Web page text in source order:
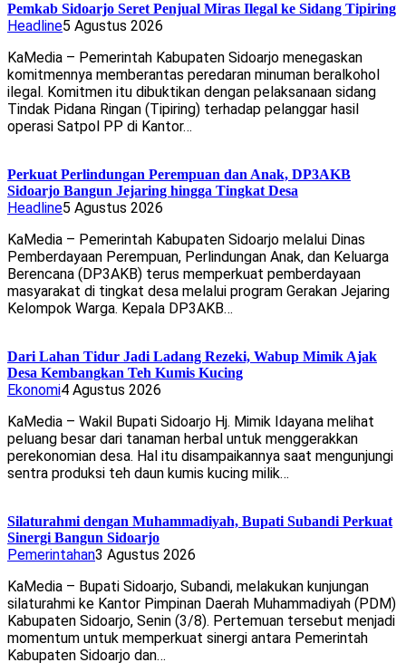
Pemkab Sidoarjo Seret Penjual Miras Ilegal ke Sidang Tipiring
Headline5 Agustus 2026
KaMedia – Pemerintah Kabupaten Sidoarjo menegaskan
komitmennya memberantas peredaran minuman beralkohol
ilegal. Komitmen itu dibuktikan dengan pelaksanaan sidang
Tindak Pidana Ringan (Tipiring) terhadap pelanggar hasil
operasi Satpol PP di Kantor…
Perkuat Perlindungan Perempuan dan Anak, DP3AKB
Sidoarjo Bangun Jejaring hingga Tingkat Desa
Headline5 Agustus 2026
KaMedia – Pemerintah Kabupaten Sidoarjo melalui Dinas
Pemberdayaan Perempuan, Perlindungan Anak, dan Keluarga
Berencana (DP3AKB) terus memperkuat pemberdayaan
masyarakat di tingkat desa melalui program Gerakan Jejaring
Kelompok Warga. Kepala DP3AKB…
Dari Lahan Tidur Jadi Ladang Rezeki, Wabup Mimik Ajak
Desa Kembangkan Teh Kumis Kucing
Ekonomi4 Agustus 2026
KaMedia – Wakil Bupati Sidoarjo Hj. Mimik Idayana melihat
peluang besar dari tanaman herbal untuk menggerakkan
perekonomian desa. Hal itu disampaikannya saat mengunjungi
sentra produksi teh daun kumis kucing milik…
Silaturahmi dengan Muhammadiyah, Bupati Subandi Perkuat
Sinergi Bangun Sidoarjo
Pemerintahan3 Agustus 2026
KaMedia – Bupati Sidoarjo, Subandi, melakukan kunjungan
silaturahmi ke Kantor Pimpinan Daerah Muhammadiyah (PDM)
Kabupaten Sidoarjo, Senin (3/8). Pertemuan tersebut menjadi
momentum untuk memperkuat sinergi antara Pemerintah
Kabupaten Sidoarjo dan…